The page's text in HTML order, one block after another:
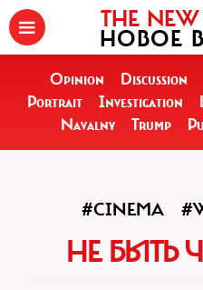
THE
НОВОЕ
Opinion Discussion
Portrait
Investigation
Navalny
Trump
#CINEMA
НЕ БЫТЬ